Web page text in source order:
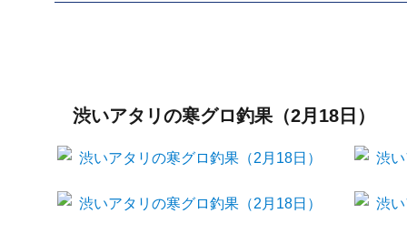
渋いアタリの寒グロ釣果（2月18日）